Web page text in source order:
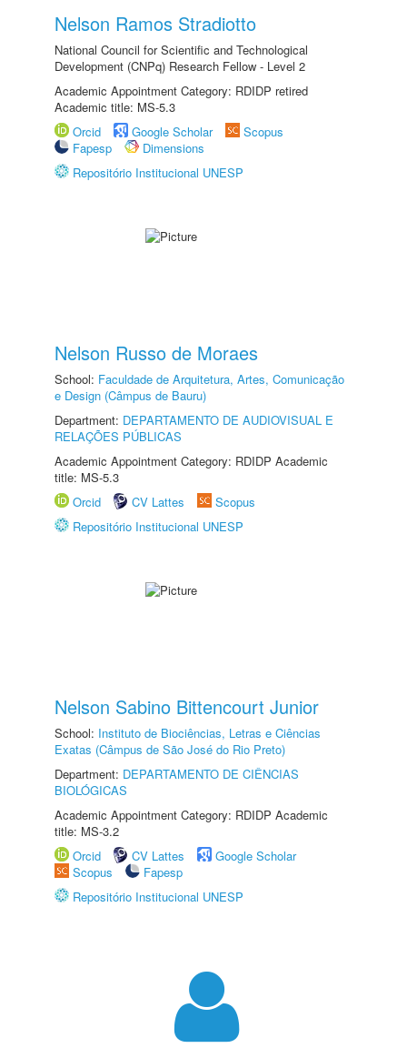
Nelson Ramos Stradiotto
National Council for Scientific and Technological
Development (CNPq) Research Fellow - Level 2
Academic Appointment Category: RDIDP retired
Academic title: MS-5.3
Orcid
Google Scholar
Scopus
Fapesp
Dimensions
Repositório Institucional UNESP
Nelson Russo de Moraes
School: Faculdade de Arquitetura, Artes, Comunicação
e Design (Câmpus de Bauru)
Department: DEPARTAMENTO DE AUDIOVISUAL E
RELAÇÕES PÚBLICAS
Academic Appointment Category: RDIDP Academic
title: MS-5.3
Orcid
CV Lattes
Scopus
Repositório Institucional UNESP
Nelson Sabino Bittencourt Junior
School: Instituto de Biociências, Letras e Ciências
Exatas (Câmpus de São José do Rio Preto)
Department: DEPARTAMENTO DE CIÊNCIAS
BIOLÓGICAS
Academic Appointment Category: RDIDP Academic
title: MS-3.2
Orcid
CV Lattes
Google Scholar
Scopus
Fapesp
Repositório Institucional UNESP